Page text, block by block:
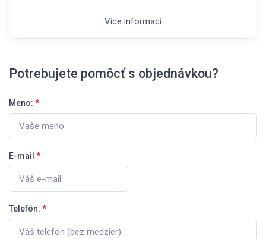
Více informací
Potrebujete pomôcť s objednávkou?
Meno: *
E-mail *
Telefón: *